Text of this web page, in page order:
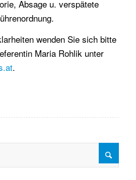
Absage u. verspätete
wenden Sie sich bitte
Maria Rohlik unter
.